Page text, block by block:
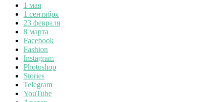
1 мая
1 сентября
23 февраля
8 марта
Facebook
Fashion
Instagram
Photoshop
Stories
Telegram
YouTube